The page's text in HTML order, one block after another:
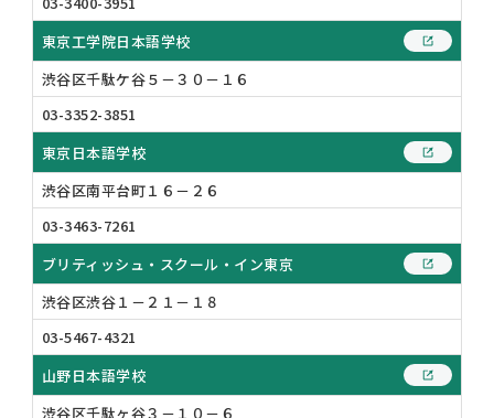
東京工学院日本語学校
渋谷区千駄ケ谷５－３０－１６
03-3352-3851
東京日本語学校
渋谷区南平台町１６－２６
03-3463-7261
ブリティッシュ・スクール・イン東京
渋谷区渋谷１－２１－１８
03-5467-4321
山野日本語学校
渋谷区千駄ヶ谷３－１０－６